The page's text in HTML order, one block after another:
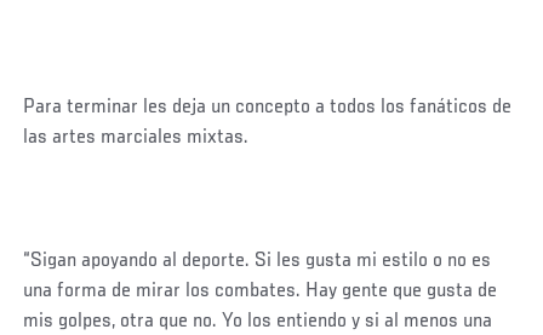
Para terminar les deja un concepto a todos los fanáticos de
las artes marciales mixtas.
“Sigan apoyando al deporte. Si les gusta mi estilo o no es
una forma de mirar los combates. Hay gente que gusta de
mis golpes, otra que no. Yo los entiendo y si al menos una